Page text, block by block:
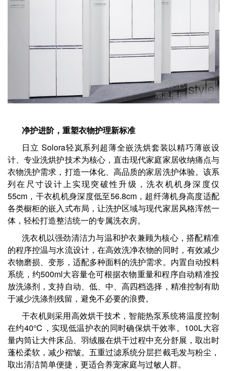
净护进阶，重塑衣物护理新标准
日立 Solora轻岚系列超薄全嵌洗烘套装以精巧薄嵌设
计、专业洗烘护技术为核心，直击现代家庭家居收纳痛点与
衣物洗护需求，打造一体化、高品质的家居洗护体验。该系
列在尺寸设计上实现突破性升级，洗衣机机身深度仅
55cm，干衣机机身深度低至56.8cm，超纤薄机身高度适配
各类橱柜的嵌入式布局，让洗护区域与现代家居风格浑然一
体，轻松打造整洁统一的专属洗衣房。
洗衣机以强劲清洁力与温和护衣兼顾为核心，搭配精准
的程序控温与水流设计，在高效洗净衣物的同时，有效减少
衣物磨损、变形，适配多种面料的洗护需求。内置自动投料
系统，约500ml大容量仓可根据衣物重量和程序自动精准投
放洗涤剂，支持自动、低、中、高四档选择，精准控制有助
于减少洗涤剂残留，避免不必要的浪费。
干衣机则采用高效烘干技术，智能热泵系统将温度控制
在约40℃，实现低温护衣的同时确保烘干效率。100L大容
量内筒让大件床品、羽绒服在烘干过程中充分舒展，取出时
蓬松柔软，减少褶皱。五重过滤系统分层拦截毛发与粉尘，
取出清洁简单便捷，更适合养宠家庭与过敏人群。